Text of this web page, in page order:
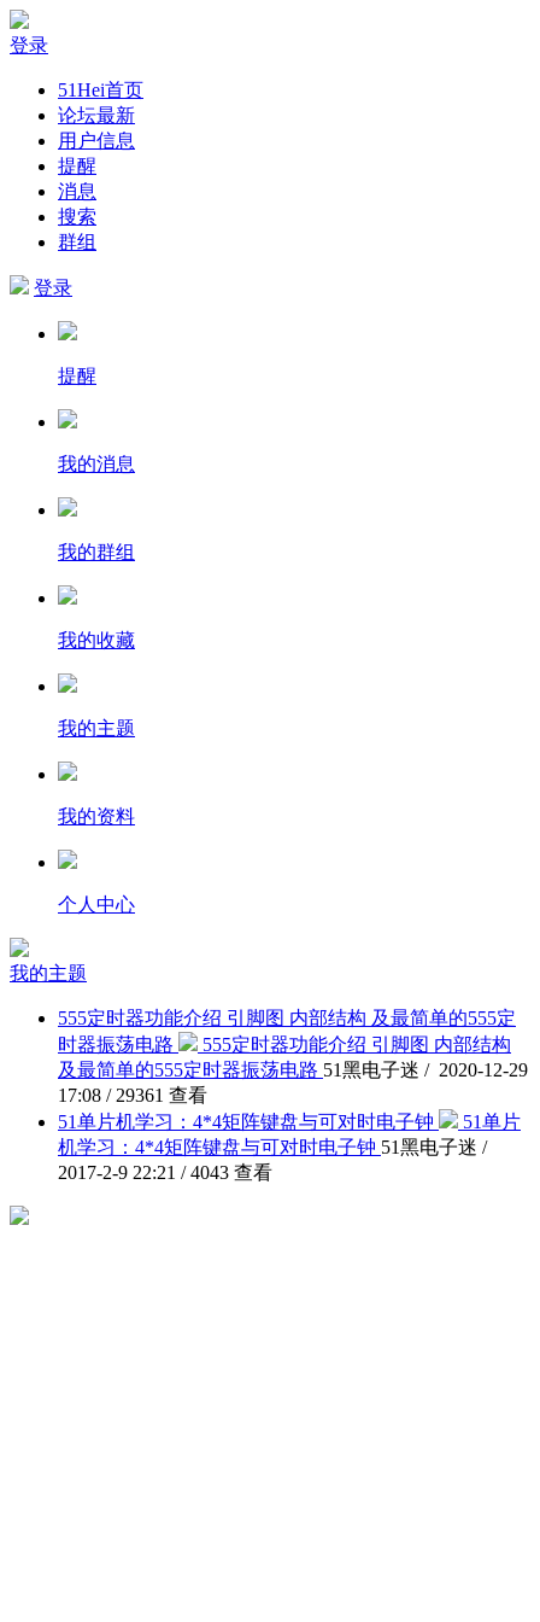
登录
51Hei首页
论坛最新
用户信息
提醒
消息
搜索
群组
登录
提醒
我的消息
我的群组
我的收藏
我的主题
我的资料
个人中心
我的主题
555定时器功能介绍 引脚图 内部结构 及最简单的555定
时器振荡电路
555定时器功能介绍 引脚图 内部结构
及最简单的555定时器振荡电路 51黑电子迷 / 2020-12-29
17:08 / 29361 查看
51单片机学习：4*4矩阵键盘与可对时电子钟
51单片
机学习：4*4矩阵键盘与可对时电子钟 51黑电子迷 /
2017-2-9 22:21 / 4043 查看